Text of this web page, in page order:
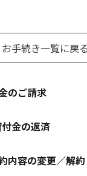
お手続き一覧に戻る
のご請求
金の返済
内容の変更／解約